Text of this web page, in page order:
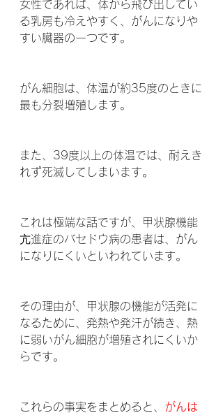
女性であれば、体から飛び出してい
る乳房も冷えやすく、がんになりや
すい臓器の一つです。
がん細胞は、体温が約35度のときに
最も分裂増殖します。
また、39度以上の体温では、耐えき
れず死滅してしまいます。
これは極端な話ですが、甲状腺機能
亢進症のバセドウ病の患者は、がん
になりにくいといわれています。
その理由が、甲状腺の機能が活発に
なるために、発熱や発汗が続き、熱
に弱いがん細胞が増殖されにくいか
らです。
これらの事実をまとめると、 がんは